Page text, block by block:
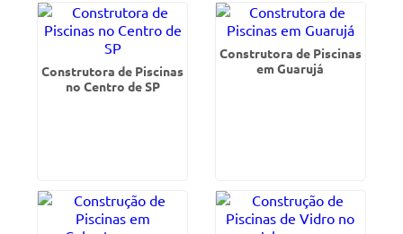
Construtora de Piscinas
no Centro de SP
Construtora de Piscinas
em Guarujá